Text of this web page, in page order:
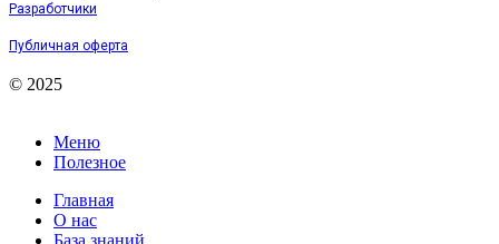
Разработчики
Публичная оферта
© 2025
Меню
Полезное
Главная
О нас